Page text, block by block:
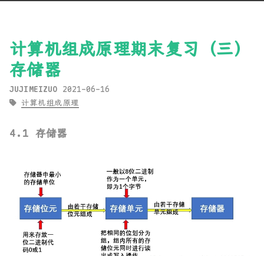
计算机组成原理期末复习（三）
存储器
JUJIMEIZUO 2021-06-16
计算机组成原理
4.1 存储器